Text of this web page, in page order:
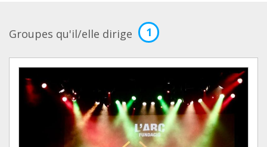
Groupes qu'il/elle dirige 1